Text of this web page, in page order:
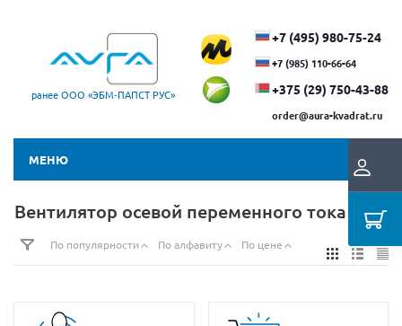
ранее ООО «ЭБМ‑ПАПСТ РУС»
+7 (495) 980-75-24
+7 (985) 110-66-64
+375 (29) ​750-43-88
order@aura-kvadrat.ru
МЕНЮ
Вентилятор осевой переменного тока (AC)
По популярности По алфавиту По цене